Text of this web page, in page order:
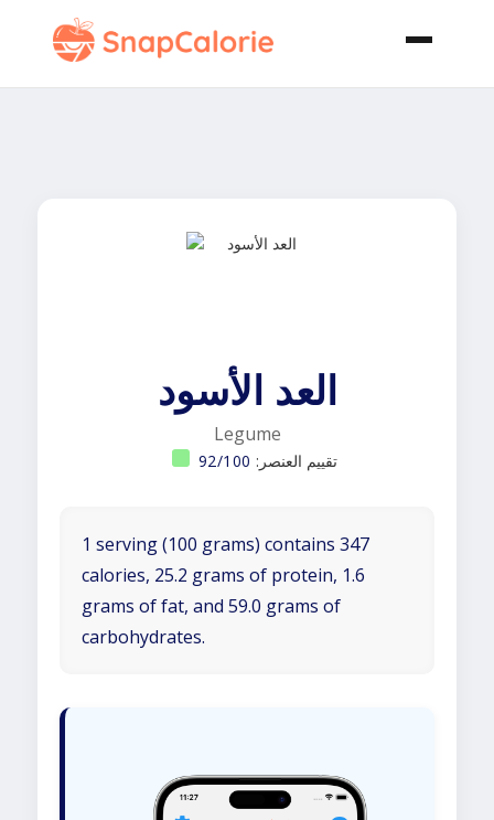
العد الأسود
Legume
تقييم العنصر: 92/100
1 serving (100 grams) contains 347
calories, 25.2 grams of protein, 1.6
grams of fat, and 59.0 grams of
carbohydrates.